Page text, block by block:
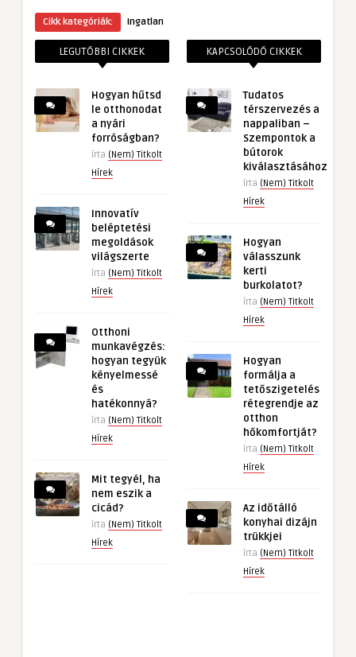
Cikk kategóriák: Ingatlan
LEGUTÓBBI CIKKEK
Hogyan hűtsd
le otthonodat
a nyári
forróságban?
írta (Nem) Titkolt
Hírek
Innovatív
beléptetési
megoldások
világszerte
írta (Nem) Titkolt
Hírek
Otthoni
munkavégzés:
hogyan tegyük
kényelmessé
és
hatékonnyá?
írta (Nem) Titkolt
Hírek
Mit tegyél, ha
nem eszik a
cicád?
írta (Nem) Titkolt
Hírek
KAPCSOLÓDÓ CIKKEK
Tudatos
térszervezés a
nappaliban –
Szempontok a
bútorok
kiválasztásához
írta (Nem) Titkolt
Hírek
Hogyan
válasszunk
kerti
burkolatot?
írta (Nem) Titkolt
Hírek
Hogyan
formálja a
tetőszigetelés
rétegrendje az
otthon
hőkomfortját?
írta (Nem) Titkolt
Hírek
Az időtálló
konyhai dizájn
trükkjei
írta (Nem) Titkolt
Hírek